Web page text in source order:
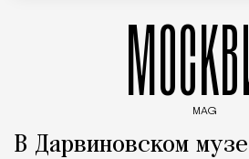
MAG
В Дарвиновском